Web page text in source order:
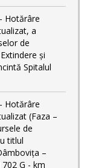
Hotărâre
a
de
și
Spitalul
Hotărâre
(Faza –
de
titlul
–
G - km